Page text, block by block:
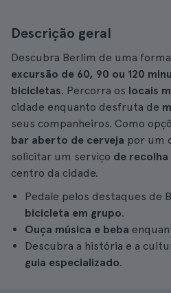
Descrição geral
Descubra Berlim de uma
excursão de 60, 90 ou 120
bicicletas. Percorra os locais
cidade enquanto desfruta de
seus companheiros. Como
bar aberto de cerveja por um
solicitar um serviço de recolha
centro da cidade.
Pedale pelos destaques de
bicicleta em grupo.
Ouça música e beba
Descubra a história e a
guia especializado.